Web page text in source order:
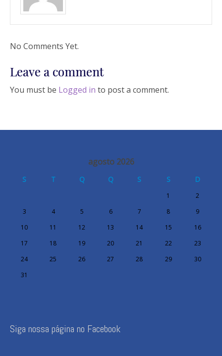
No Comments Yet.
Leave a comment
You must be Logged in to post a comment.
agosto 2026
S T Q Q S S D
1
2
3
4 5 6 7 8
9
10
11 12 13 14 15
16
17
18 19 20 21 22
23
24
25 26 27 28 29
30
31
Siga nossa página no Facebook